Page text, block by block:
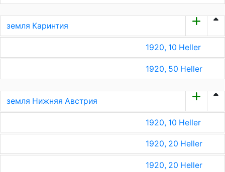
земля Каринтия
1920, 10 Heller
1920, 50 Heller
земля Нижняя Австрия
1920, 10 Heller
1920, 20 Heller
1920, 20 Heller